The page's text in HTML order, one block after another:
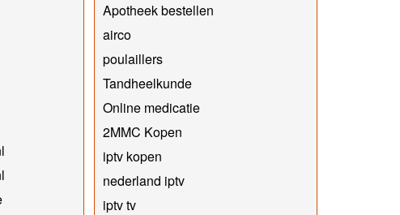
Apotheek bestellen
airco
poulaillers
Tandheelkunde
Online medicatie
2MMC Kopen
iptv kopen
nederland iptv
iptv tv